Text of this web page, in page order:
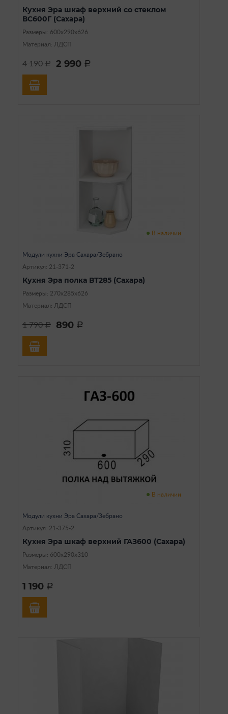
Кухня Эра шкаф верхний со стеклом
ВС600Г (Сахара)
Размеры: 600х290х626
Материал: ЛДСП
4 190a 2 990 a
В наличии
Модули кухни Эра Сахара/Зебрано
Артикул: 21-371-2
Кухня Эра полка ВТ285 (Сахара)
Размеры: 270х285х626
Материал: ЛДСП
1 790a 890 a
В наличии
Модули кухни Эра Сахара/Зебрано
Артикул: 21-375-2
Кухня Эра шкаф верхний ГАЗ600 (Сахара)
Размеры: 600х290х310
Материал: ЛДСП
1 190 a